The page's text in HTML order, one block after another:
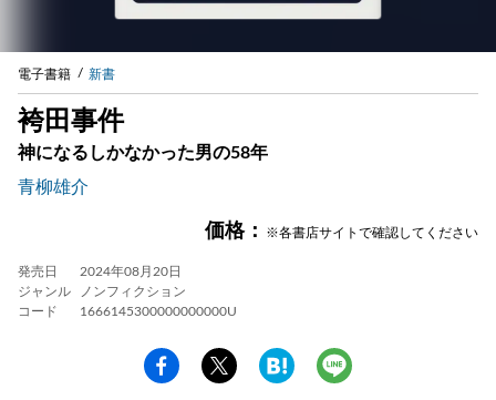
電子書籍 新書
袴田事件
神になるしかなかった男の58年
青柳雄介
価格： ※各書店サイトで確認してください
発売日
2024年08月20日
ジャンル
ノンフィクション
コード
1666145300000000000U